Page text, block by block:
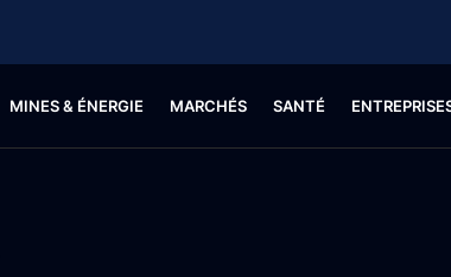
MINES & ÉNERGIE MARCHÉS SANTÉ